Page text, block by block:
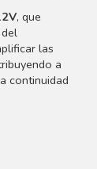
, que
las
a
continuidad